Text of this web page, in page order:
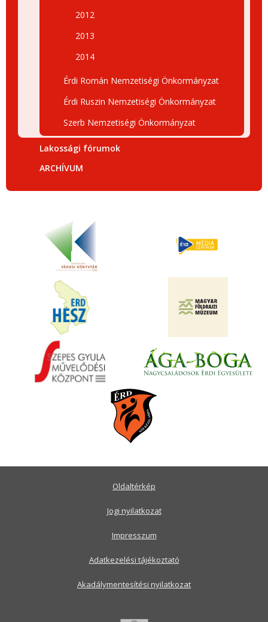
2012
2013
2014
Érdi Román Nemzetiségi Önkormányzat
Érdi Ruszin Nemzetiségi Önkormányzat
Szerb Nemzetiségi Önkormányzat
Lakossági fórumok
ARCHÍVUM
Oldaltérkép
Jogi nyilatkozat
Impresszum
Adatkezelési tájékoztató
Akadálymentesítési nyilatkozat